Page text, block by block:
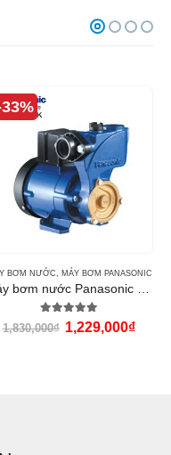
BƠM NƯỚC MÁY BƠM PANASONIC
5.00 out of 5
1,830,000₫ 1,229,000₫